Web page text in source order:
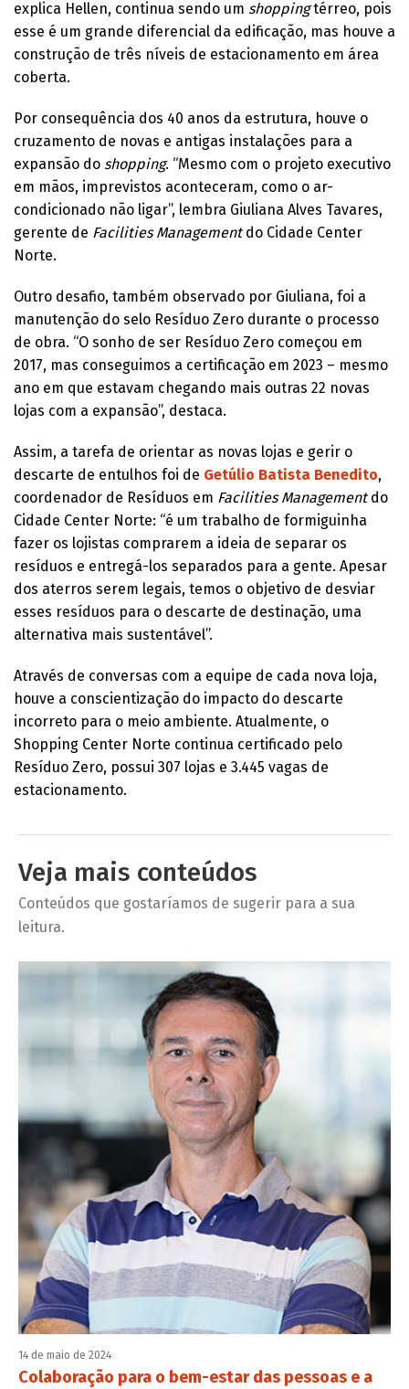
explica Hellen, continua sendo um shoppingtérreo, pois
esse é um grande diferencial da edificação, mas houve a
construção de três níveis de estacionamento em área
coberta.
Por consequência dos 40 anos da estrutura, houve o
cruzamento de novas e antigas instalações para a
expansão do shopping. “Mesmo com o projeto executivo
em mãos, imprevistos aconteceram, como o ar-
condicionado não ligar”, lembra Giuliana Alves Tavares,
gerente de Facilities Management do Cidade Center
Norte.
Outro desafio, também observado por Giuliana, foi a
manutenção do selo Resíduo Zero durante o processo
de obra. “O sonho de ser Resíduo Zero começou em
2017, mas conseguimos a certificação em 2023 – mesmo
ano em que estavam chegando mais outras 22 novas
lojas com a expansão”, destaca.
Assim, a tarefa de orientar as novas lojas e gerir o
descarte de entulhos foi de Getúlio Batista Benedito,
coordenador de Resíduos em Facilities Managementdo
Cidade Center Norte: “é um trabalho de formiguinha
fazer os lojistas comprarem a ideia de separar os
resíduos e entregá-los separados para a gente. Apesar
dos aterros serem legais, temos o objetivo de desviar
esses resíduos para o descarte de destinação, uma
alternativa mais sustentável”.
Através de conversas com a equipe de cada nova loja,
houve a conscientização do impacto do descarte
incorreto para o meio ambiente. Atualmente, o
Shopping Center Norte continua certificado pelo
Resíduo Zero, possui 307 lojas e 3.445 vagas de
estacionamento.
Veja mais conteúdos
Conteúdos que gostaríamos de sugerir para a sua
leitura.
14 de maio de 2024
Colaboração para o bem-estar das pessoas e a